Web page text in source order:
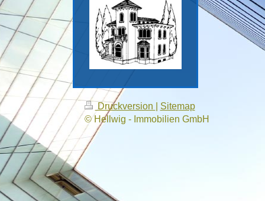
Druckversion
Sitemap
© Hellwig - Immobilien GmbH